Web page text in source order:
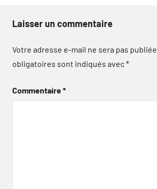
Laisser un commentaire
Votre adresse e-mail ne sera pas publiée.
obligatoires sont indiqués avec*
Commentaire*